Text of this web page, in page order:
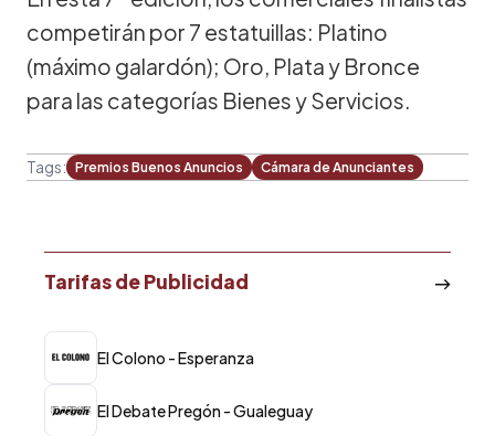
competirán por 7 estatuillas: Platino
(máximo galardón); Oro, Plata y Bronce
para las categorías Bienes y Servicios.
Tags: Premios Buenos Anuncios Cámara de Anunciantes
Tarifas de Publicidad
El Colono - Esperanza
El Debate Pregón - Gualeguay